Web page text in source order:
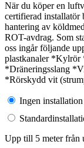
När du köper en
certifierad installatör
hantering av
ROT-avdrag. Som
oss ingår följande
plastkanaler *Kylrör
*Dräneringsslang
*Rörskydd vit
Ingen
Upp till 5 meter från